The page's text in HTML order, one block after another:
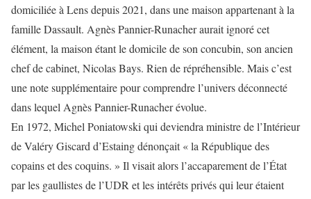
domiciliée à Lens depuis 2021, dans une maison appartenant à la
famille Dassault. Agnès Pannier-Runacher aurait ignoré cet
élément, la maison étant le domicile de son concubin, son ancien
chef de cabinet, Nicolas Bays. Rien de répréhensible. Mais c’est
une note supplémentaire pour comprendre l’univers déconnecté
dans lequel Agnès Pannier-Runacher évolue.
En 1972, Michel Poniatowski qui deviendra ministre de l’Intérieur
de Valéry Giscard d’Estaing dénonçait « la République des
copains et des coquins. » Il visait alors l’accaparement de l’État
par les gaullistes de l’UDR et les intérêts privés qui leur étaient